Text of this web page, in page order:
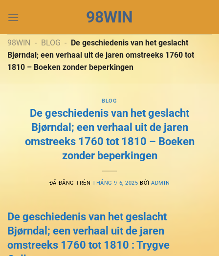
đến
dung
98WIN
98WIN - BLOG - De geschiedenis van het geslacht
Bjørndal; een verhaal uit de jaren omstreeks 1760 tot
1810 – Boeken zonder beperkingen
BLOG
De geschiedenis van het geslacht
Bjørndal; een verhaal uit de jaren
omstreeks 1760 tot 1810 – Boeken
zonder beperkingen
ĐÃ ĐĂNG TRÊNTHÁNG 9 6, 2025 BỞIADMIN
De geschiedenis van het geslacht
Bjørndal; een verhaal uit de jaren
omstreeks 1760 tot 1810 : Trygve